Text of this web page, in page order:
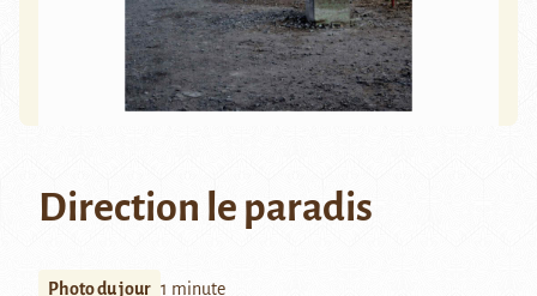
Direction le paradis
Photo du jour 1 minute